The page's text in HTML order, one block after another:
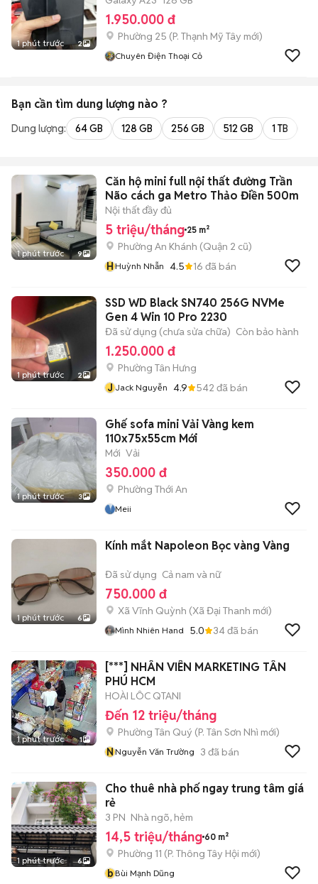
1 phút trước 2
1.950.000 đ
Phường 25 (P. Thạnh Mỹ Tây mới)
Chuyên Điện Thoại Cỏ
Bạn cần tìm dung lượng nào ?
Dung lượng: 64 GB 128 GB 256 GB 512 GB 1 TB
1 phút trước 9
Căn hộ mini full nội thất đường Trần
Não cách ga Metro Thảo Điền 500m
Nội thất đầy đủ
5 triệu/tháng 25 m²
Phường An Khánh (Quận 2 cũ)
HHuỳnh Nhẫn 4.5 16 đã bán
1 phút trước 2
SSD WD Black SN740 256G NVMe
Gen 4 Win 10 Pro 2230
Đã sử dụng (chưa sửa chữa) Còn bảo hành
1.250.000 đ
Phường Tân Hưng
J Jack Nguyễn 4.9 542 đã bán
1 phút trước 3
Ghế sofa mini Vải Vàng kem
110x75x55cm Mới
Mới Vải
350.000 đ
Phường Thới An
Meii
1 phút trước 6
Kính mắt Napoleon Bọc vàng Vàng
Đã sử dụng Cả nam và nữ
750.000 đ
Xã Vĩnh Quỳnh (Xã Đại Thanh mới)
Mình Nhiên Hand 5.0 34đã bán
1 phút trước 1
[***] NHÂN VIÊN MARKETING TÂN
PHÚ HCM
HOÀI LÔC QTANI
Đến 12 triệu/tháng
Phường Tân Quý (P. Tân Sơn Nhì mới)
NNguyễn Văn Trường 3 đã bán
1 phút trước 6
Cho thuê nhà phố ngay trung tâm giá
rẻ
3 PN Nhà ngõ, hẻm
14,5 triệu/tháng 60 m²
Phường 11 (P. Thông Tây Hội mới)
bBùi Mạnh Dũng